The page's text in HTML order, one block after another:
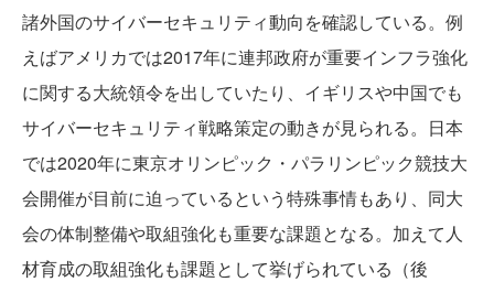
諸外国のサイバーセキュリティ動向を確認している。例
えばアメリカでは2017年に連邦政府が重要インフラ強化
に関する大統領令を出していたり、イギリスや中国でも
サイバーセキュリティ戦略策定の動きが見られる。日本
では2020年に東京オリンピック・パラリンピック競技大
会開催が目前に迫っているという特殊事情もあり、同大
会の体制整備や取組強化も重要な課題となる。加えて人
材育成の取組強化も課題として挙げられている（後